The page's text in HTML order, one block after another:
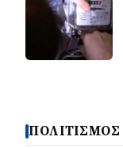
ΠΟΛΙΤΙΣΜΟΣ